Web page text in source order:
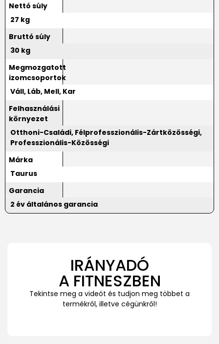
Nettó súly
27 kg
Bruttó súly
30 kg
Megmozgatott
izomcsoportok
Váll, Láb, Mell, Kar
Felhasználási
környezet
Otthoni-Családi, Félprofesszionális-Zártközösségi,
Professzionális-Közösségi
Márka
Taurus
Garancia
2 év általános garancia
IRÁNYADÓ
A FITNESZBEN
Tekintse meg a videót és tudjon meg többet a
termékről, illetve cégünkről!